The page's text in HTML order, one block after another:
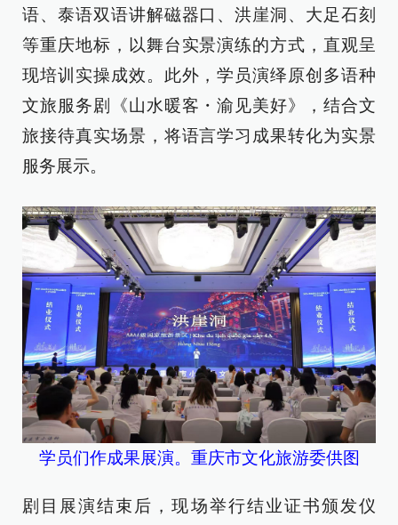
语、泰语双语讲解磁器口、洪崖洞、大足石刻
等重庆地标，以舞台实景演练的方式，直观呈
现培训实操成效。此外，学员演绎原创多语种
文旅服务剧《山水暖客・渝见美好》，结合文
旅接待真实场景，将语言学习成果转化为实景
服务展示。
学员们作成果展演。重庆市文化旅游委供图
剧目展演结束后，现场举行结业证书颁发仪